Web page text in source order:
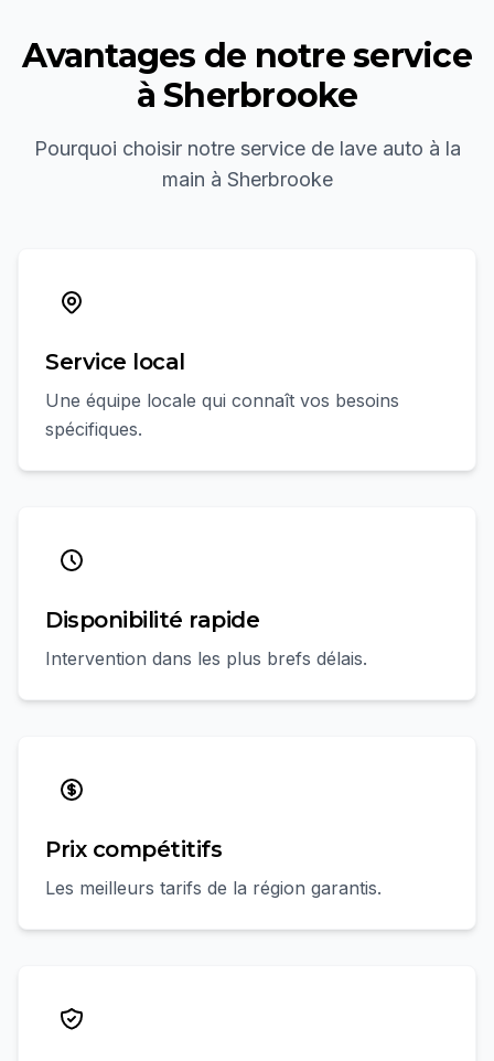
Avantages de notre service
à Sherbrooke
Pourquoi choisir notre service de lave auto à la
main à Sherbrooke
Service local
Une équipe locale qui connaît vos besoins
spécifiques.
Disponibilité rapide
Intervention dans les plus brefs délais.
Prix compétitifs
Les meilleurs tarifs de la région garantis.